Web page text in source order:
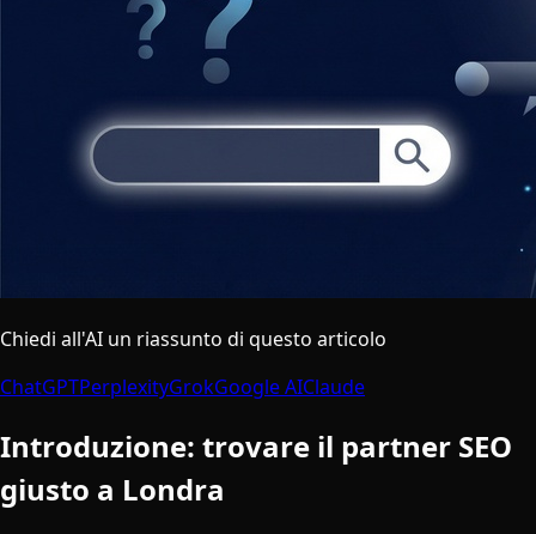
Chiedi all'AI un riassunto di questo articolo
ChatGPTPerplexityGrokGoogle AIClaude
Introduzione: trovare il partner SEO
giusto a Londra